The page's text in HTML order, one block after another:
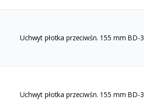
Uchwyt płotka przeciwśn. 155 mm BD-
Uchwyt płotka przeciwśn. 155 mm BD-